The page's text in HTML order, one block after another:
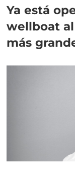
Ya está
wellboat
más